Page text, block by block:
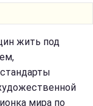
жить под
мира по